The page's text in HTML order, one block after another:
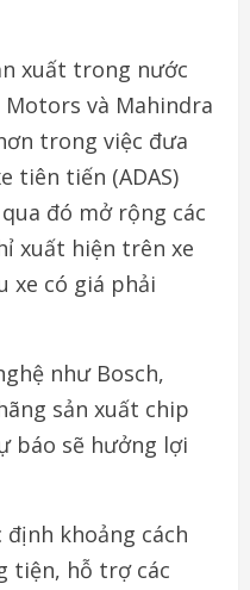
xuất trong nước
và Mahindra
trong việc đưa
tiên tiến (ADAS)
đó mở rộng các
xuất hiện trên xe
xe có giá phải
như Bosch,
sản xuất chip
báo sẽ hưởng lợi
khoảng cách
tiện, hỗ trợ các